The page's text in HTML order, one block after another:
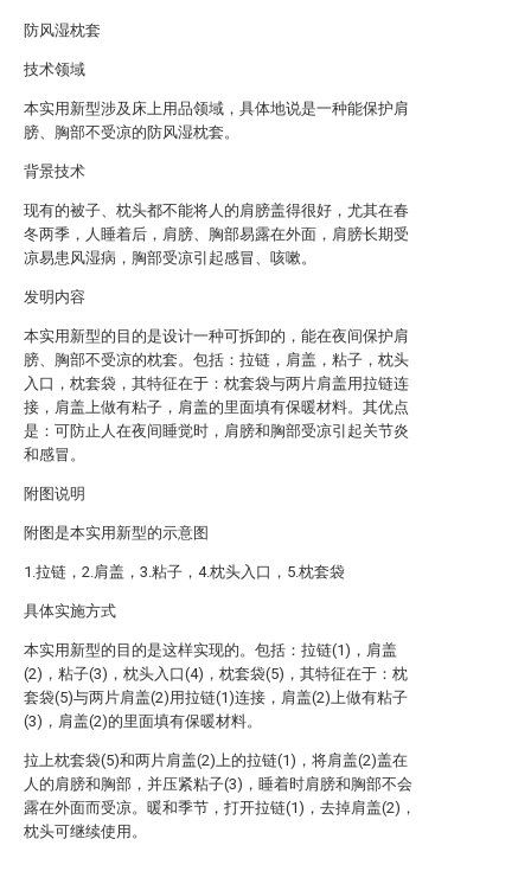
防风湿枕套
技术领域
本实用新型涉及床上用品领域，具体地说是一种能保护肩
膀、胸部不受凉的防风湿枕套。
背景技术
现有的被子、枕头都不能将人的肩膀盖得很好，尤其在春
冬两季，人睡着后，肩膀、胸部易露在外面，肩膀长期受
凉易患风湿病，胸部受凉引起感冒、咳嗽。
发明内容
本实用新型的目的是设计一种可拆卸的，能在夜间保护肩
膀、胸部不受凉的枕套。包括：拉链，肩盖，粘子，枕头
入口，枕套袋，其特征在于：枕套袋与两片肩盖用拉链连
接，肩盖上做有粘子，肩盖的里面填有保暖材料。其优点
是：可防止人在夜间睡觉时，肩膀和胸部受凉引起关节炎
和感冒。
附图说明
附图是本实用新型的示意图
1.拉链，2.肩盖，3.粘子，4.枕头入口，5.枕套袋
具体实施方式
本实用新型的目的是这样实现的。包括：拉链(1)，肩盖
(2)，粘子(3)，枕头入口(4)，枕套袋(5)，其特征在于：枕
套袋(5)与两片肩盖(2)用拉链(1)连接，肩盖(2)上做有粘子
(3)，肩盖(2)的里面填有保暖材料。
拉上枕套袋(5)和两片肩盖(2)上的拉链(1)，将肩盖(2)盖在
人的肩膀和胸部，并压紧粘子(3)，睡着时肩膀和胸部不会
露在外面而受凉。暖和季节，打开拉链(1)，去掉肩盖(2)，
枕头可继续使用。